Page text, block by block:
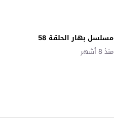
مسلسل بهار الحلقة 58
منذ 8 أشهر